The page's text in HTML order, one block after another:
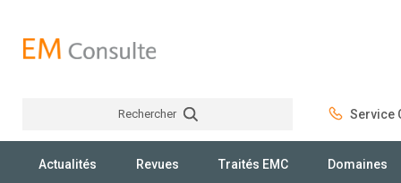
Rechercher Service
Actualités Revues Traités EMC Domaines